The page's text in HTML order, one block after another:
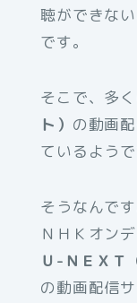
聴ができな
です。
そこで、多
ト） の動画
ているようで
そうなんです
ＮＨＫオン
Ｕ-ＮＥＸＴ
の動画配信